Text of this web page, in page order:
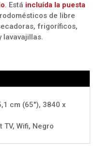
. Está incluída la puesta
de libre
frigoríficos,
lavavajillas.
cm (65"), 3840 x
TV, Wifi, Negro